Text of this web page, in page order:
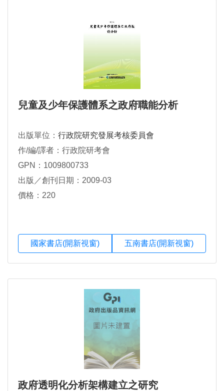
兒童及少年保護體系之政府職能分析
出版單位： 行政院研究發展考核委員會
作/編/譯者：行政院研考會
GPN：1009800733
出版／創刊日期：2009-03
價格：220
國家書店(開新視窗) 五南書店(開新視窗)
政府透明化分析架構建立之研究